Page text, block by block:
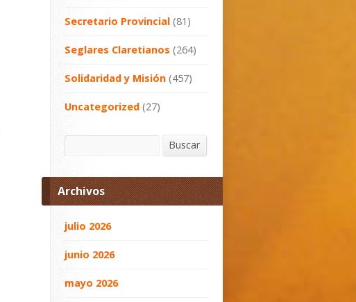
Secretario Provincial (81)
Seglares Claretianos (264)
Solidaridad y Misión (457)
Uncategorized (27)
Buscar
Archivos
julio 2026
junio 2026
mayo 2026